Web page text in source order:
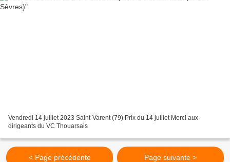
Vendredi 14 juillet 2023 Saint-Varent (79) Prix du 14 juillet Merci aux
dirigeants du VC Thouarsais
< Page précédente Page suivante >